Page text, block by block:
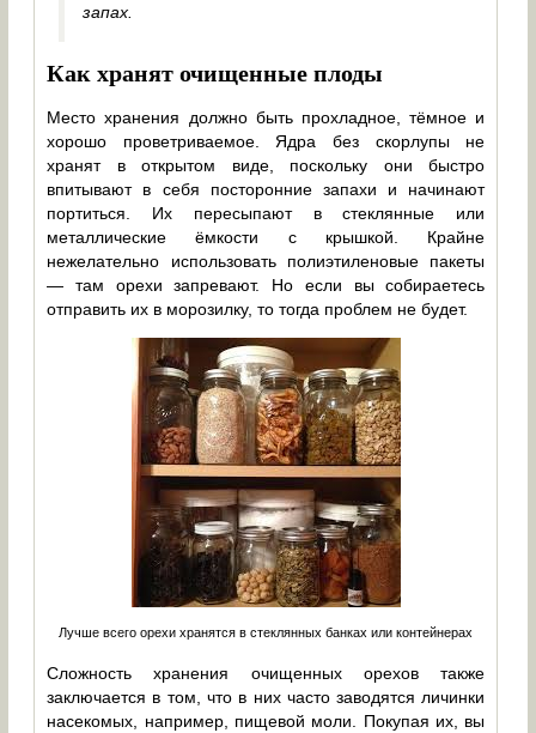
запах.
Как хранят очищенные плоды
Место хранения должно быть прохладное, тёмное и
хорошо проветриваемое. Ядра без скорлупы не
хранят в открытом виде, поскольку они быстро
впитывают в себя посторонние запахи и начинают
портиться. Их пересыпают в стеклянные или
металлические ёмкости с крышкой. Крайне
нежелательно использовать полиэтиленовые пакеты
— там орехи запревают. Но если вы собираетесь
отправить их в морозилку, то тогда проблем не будет.
Лучше всего орехи хранятся в стеклянных банках или контейнерах
Сложность хранения очищенных орехов также
заключается в том, что в них часто заводятся личинки
насекомых, например, пищевой моли. Покупая их, вы